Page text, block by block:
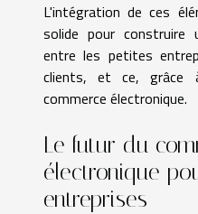
L'intégration de ces
solide pour construire
entre les petites
clients, et ce, grâce
commerce électronique.
Le futur du
électronique
entreprises